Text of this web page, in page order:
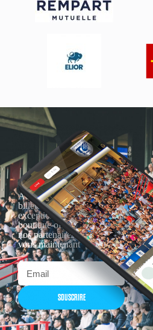
Actualités, nouveautés,
billetterie, remises
exceptionnelles dans la
boutique officielles & chez
nos partenaires… Inscrivez-
vous maintenant
SOUSCRIRE